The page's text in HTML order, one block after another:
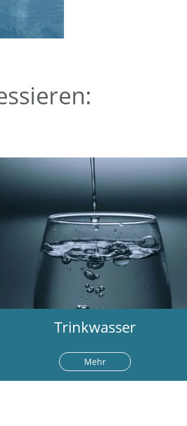
Trinkwasser
Mehr